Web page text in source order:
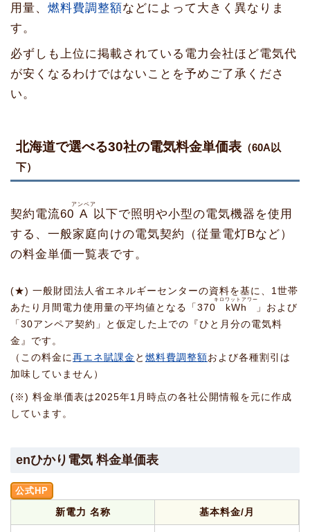
用量、 燃料費調整額などによって大きく異なりま
す。
必ずしも上位に掲載されている電力会社ほど電気代
が安くなるわけではないことを予めご了承くださ
い。
北海道で選べる30社の電気料金単価表 （60A以
下）
契約電流60 A
アンペア
以下で照明や小型の電気機器を使用
する、一般家庭向けの電気契約（従量電灯Bなど）
の料金単価一覧表です。
(★) 一般財団法人省エネルギーセンターの資料を基に、1世帯
あたり月間電力使用量の平均値となる「370
kWh
キロワットアワー
」および
「30アンペア契約」と仮定した上での『ひと月分の電気料
金』です。
（この料金に再エネ賦課金 と 燃料費調整額および各種割引は
加味していません）
(※) 料金単価表は2025年1月時点の各社公開情報を元に作成
しています。
enひかり電気 料金単価表
公式HP
新電力 名称 基本料金/月